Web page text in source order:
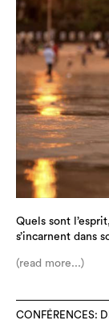
Quels sont
s’incarnent dans
(read more...)
CONFÉRENCES: